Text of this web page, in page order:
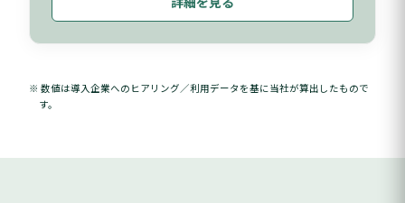
※ 数値は導入企業へのヒアリング／利用データを基に当社が算出したもので
す。